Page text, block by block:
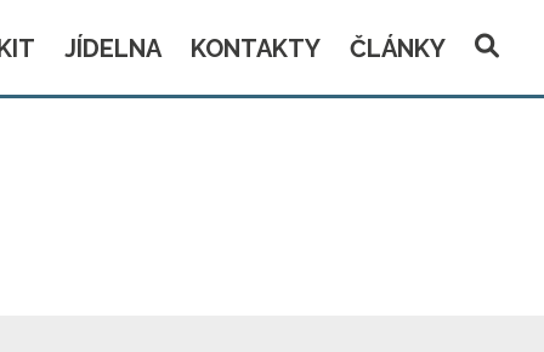
JÍDELNA KONTAKTY ČLÁNKY